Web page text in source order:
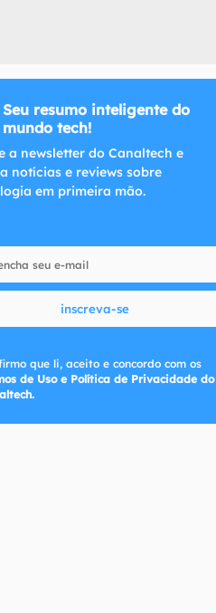
Seu resumo inteligente do
mundo tech!
a newsletter do Canaltech e
notícias e reviews sobre
em primeira mão.
inscreva-se
que li, aceito e concordo com os
de Uso e Política de Privacidade do